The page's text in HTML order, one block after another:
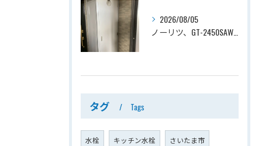
2026/08/05
タグ Tags
水栓 キッチン水栓 さいたま市